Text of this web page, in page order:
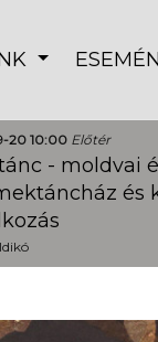
20 10:00 Előtér
- moldvai
és